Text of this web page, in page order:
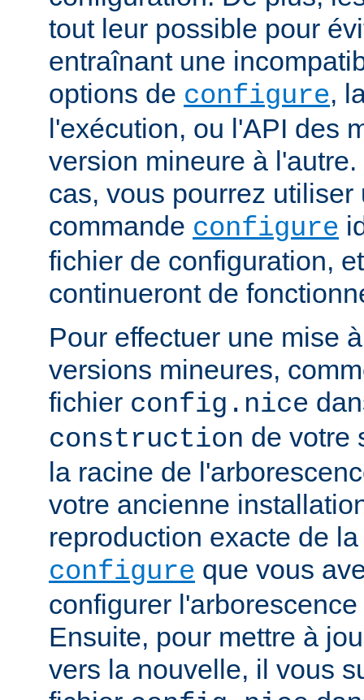
tout leur possible pour
entraînant une
options de configure,
l'exécution, ou l'API des
version mineure à
cas, vous pourrez utiliser
commande configure
fichier de configuration,
continueront de
Pour effectuer une mise
versions mineures,
fichier config.nice
construction de votre
la racine de
votre ancienne
reproduction exacte de
configure que vous
configurer
Ensuite, pour mettre à
vers la nouvelle, il vous